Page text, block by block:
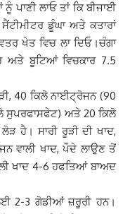
ਪਾਣੀ ਲਾਓ ਤਾਂ ਕਿ ਬੀਜਾਈ
ਡੂੰਘਾ ਅਤੇ ਕਤਾਰਾਂ
ਖੇਤ ਵਿਚ ਲਾ ਦਿਓ।ਚੰਗਾ
ਅਤੇ ਬੂਟਿਆਂ ਵਿਚਕਾਰ 7.5
40 ਕਿਲੋ ਨਾਈਟ੍ਰੋਜਨ (90
ਸੁਪਰਫਾਸਫੇਟ) ਅਤੇ 20 ਕਿਲੋ
ਹੈ। ਸਾਰੀ ਰੂੜੀ ਦੀ ਖਾਦ,
ਵਾਲੀ ਖਾਦ, ਪੌਦੇ ਲਾਉਣ ਤੋਂ
ਖਾਦ 4-6 ਹਫਤਿਆਂ ਬਾਅਦ
2-3 ਗੋਡੀਆਂ ਜ਼ਰੂਰੀ ਹਨ।